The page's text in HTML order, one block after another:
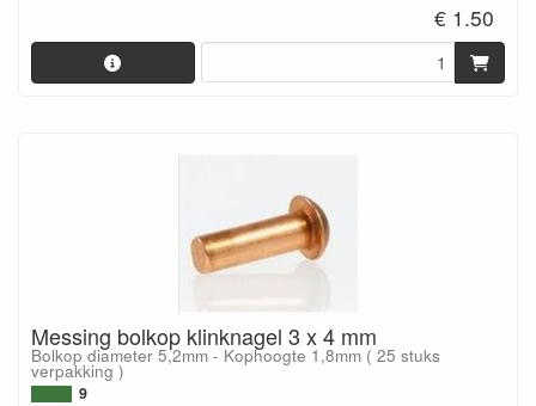
€ 1.50
Messing bolkop klinknagel 3 x 4 mm
Bolkop diameter 5,2mm - Kophoogte 1,8mm ( 25 stuks
verpakking )
9